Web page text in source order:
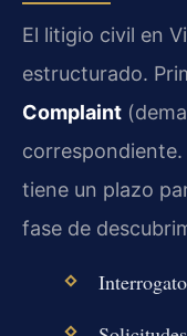
El litigio civil en
estructurado.
Complaint
tiene un plazo
fase de